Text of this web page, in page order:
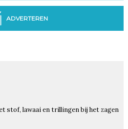
ADVERTEREN
stof, lawaai en trillingen bij het zagen